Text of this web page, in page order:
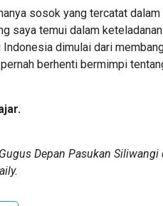
sosok yang tercatat dalam
saya temui dalam keteladanan
dimulai dari
berhenti bermimpi
Depan Pasukan Siliwangi